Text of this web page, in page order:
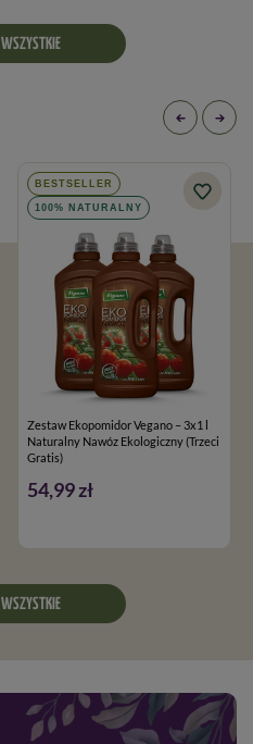
BESTSELLER
100% NATURALNY
Zestaw Ekopomidor Vegano – 3x1 l
Naturalny Nawóz Ekologiczny (Trzeci
Gratis)
54,99 zł